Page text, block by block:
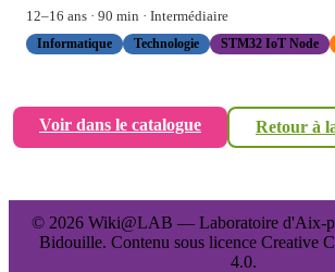
12–16 ans · 90 min · Intermédiaire
Informatique
Technologie STM32 IoT Node
Voir dans le catalogue Retour à
© 2026 Wiki@LAB — Laboratoire d'Aix-
Bidouille. Contenu sous licence Creative
4.0.